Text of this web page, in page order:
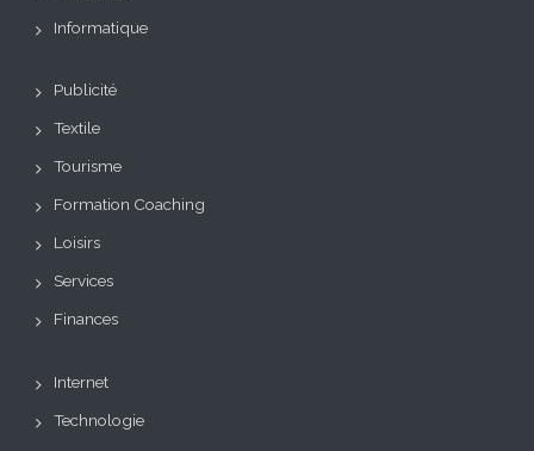
Informatique
Publicité
Textile
Tourisme
Formation Coaching
Loisirs
Services
Finances
Internet
Technologie